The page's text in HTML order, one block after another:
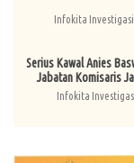
Infokita
Serius Kawal Anies
Jabatan Komisaris
Infokita